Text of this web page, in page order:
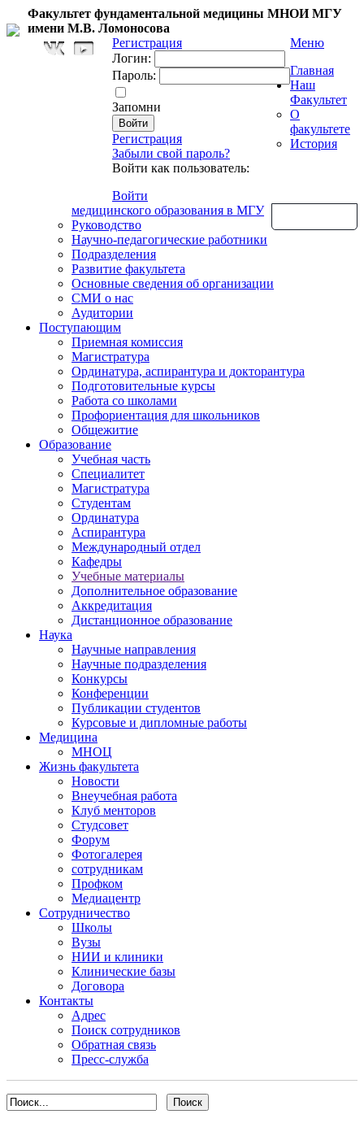
Факультет фундаментальной медицины МНОИ МГУ
имени М.В. Ломоносова
Регистрация
Логин:
Пароль:
Запомни
Регистрация
Забыли свой пароль?
Войти как пользователь:
Войти
Меню
Главная
Наш
Факультет
О
факультете
История
медицинского образования в МГУ
Руководство
Научно-педагогические работники
Подразделения
Развитие факультета
Основные сведения об организации
СМИ о нас
Аудитории
Поступающим
Приемная комиссия
Магистратура
Ординатура, аспирантура и докторантура
Подготовительные курсы
Работа со школами
Профориентация для школьников
Общежитие
Образование
Учебная часть
Специалитет
Магистратура
Студентам
Ординатура
Аспирантура
Международный отдел
Кафедры
Учебные материалы
Дополнительное образование
Аккредитация
Дистанционное образование
Наука
Научные направления
Научные подразделения
Конкурсы
Конференции
Публикации студентов
Курсовые и дипломные работы
Медицина
МНОЦ
Жизнь факультета
Новости
Внеучебная работа
Клуб менторов
Студсовет
Форум
Фотогалерея
сотрудникам
Профком
Медиацентр
Сотрудничество
Школы
Вузы
НИИ и клиники
Клинические базы
Договора
Контакты
Адрес
Поиск сотрудников
Обратная связь
Пресс-служба